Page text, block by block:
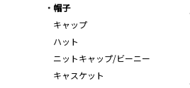
帽子
キャップ
ハット
ニットキャップ/ビーニー
キャスケット